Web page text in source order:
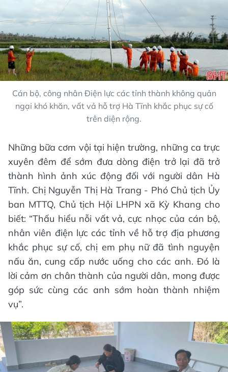
Cán bộ, công nhân Điện lực các tỉnh thành không quản
ngại khó khăn, vất vả hỗ trợ Hà Tĩnh khắc phục sự cố
trên diện rộng.
Những bữa cơm vội tại hiện trường, những ca trực
xuyên đêm để sớm đưa dòng điện trở lại đã trở
thành hình ảnh xúc động đối với người dân Hà
Tĩnh. Chị Nguyễn Thị Hà Trang - Phó Chủ tịch Ủy
ban MTTQ, Chủ tịch Hội LHPN xã Kỳ Khang cho
biết: “Thấu hiểu nỗi vất vả, cực nhọc của cán bộ,
nhân viên điện lực các tỉnh về hỗ trợ địa phương
khắc phục sự cố, chị em phụ nữ đã tình nguyện
nấu ăn, cung cấp nước uống cho các anh. Đó là
lời cảm ơn chân thành của người dân, mong được
góp sức cùng các anh sớm hoàn thành nhiệm
vụ”.